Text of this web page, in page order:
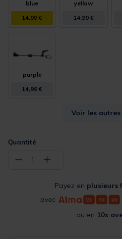
blue
14,99 €
yellow
14,99 €
purple
14,99 €
Voir les
Quantité
− 1 +
Payez en plusieurs
avec
ou en 10x